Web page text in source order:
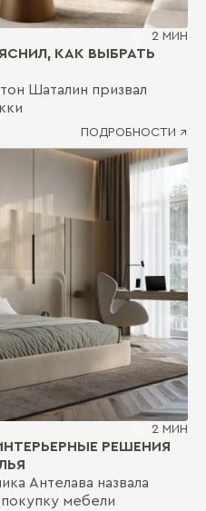
2 МИН
КАК ВЫБРАТЬ
Шаталин призвал
ПОДРОБНОСТИ ↗
2 МИН
РЕШЕНИЯ
Антелава назвала
мебели